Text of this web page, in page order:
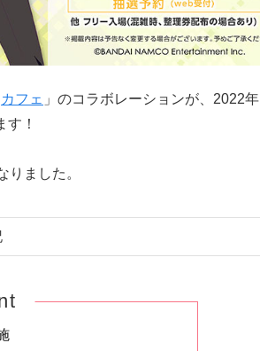
カフェ 」のコラボレーションが、2022年
！
ました。